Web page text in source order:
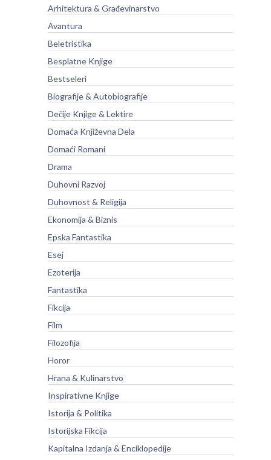
Arhitektura & Građevinarstvo
Avantura
Beletristika
Besplatne Knjige
Bestseleri
Biografije & Autobiografije
Dečije Knjige & Lektire
Domaća Književna Dela
Domaći Romani
Drama
Duhovni Razvoj
Duhovnost & Religija
Ekonomija & Biznis
Epska Fantastika
Esej
Ezoterija
Fantastika
Fikcija
Film
Filozofija
Horor
Hrana & Kulinarstvo
Inspirativne Knjige
Istorija & Politika
Istorijska Fikcija
Kapitalna Izdanja & Enciklopedije